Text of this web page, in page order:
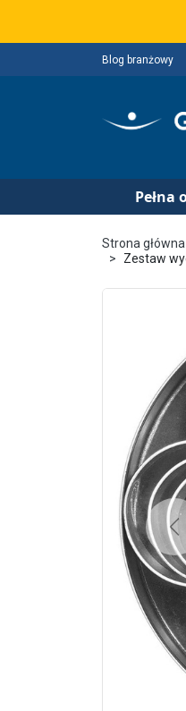
Blog branżowy
Pełna
Strona główna
Zestaw